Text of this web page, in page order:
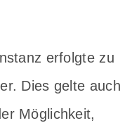
erfolgte zu
Dies gelte auch
Möglichkeit,